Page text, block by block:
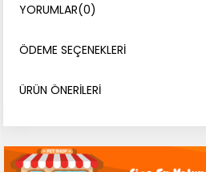
YORUMLAR(0)
ÖDEME SEÇENEKLERI
ÜRÜN ÖNERILERI